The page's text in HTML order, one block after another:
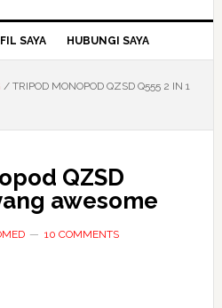
SAYA HUBUNGI SAYA
/TRIPOD MONOPOD QZSD Q555 2 IN 1
QZSD
awesome
10 COMMENTS